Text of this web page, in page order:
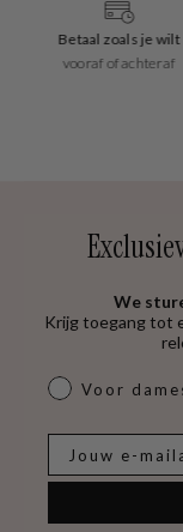
Betaal zoals je wilt
vooraf of achteraf
We
Krijg toegang tot
dames &
Voor